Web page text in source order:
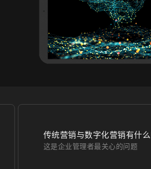
传统营销与数字化营销有什么
这是企业管理者最关心的问题